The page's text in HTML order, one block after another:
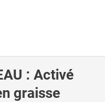
: Activé
graisse